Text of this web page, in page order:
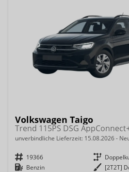
Volkswagen Taigo
unverbindliche Lieferzeit: 15.08.2026
Fahrzeugnr. 19366 Getriebe
Kraftstoff Benzin Außenfarbe